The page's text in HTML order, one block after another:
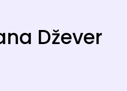
Džever